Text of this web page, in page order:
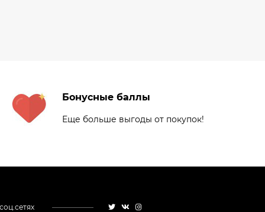
Бонусные баллы
Еще больше выгоды от покупок!